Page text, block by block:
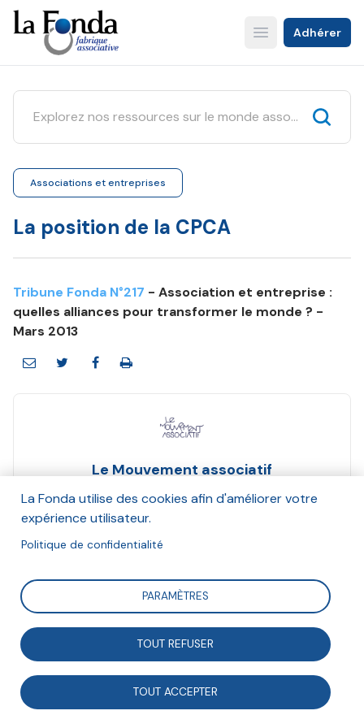
Aller
au
contenu
principal
Open main menu
Adhérer
Associations et entreprises
La position de la CPCA
Tribune Fonda N°217 - Association et entreprise :
quelles alliances pour transformer le monde ? -
Mars 2013
Le Mouvement associatif
Mars 2013
Position de la CPCA sur la manière de développer et
d’organiser les partenariats associations-entreprises
en France, présentée en 2009.
La Fonda utilise des cookies afin d'améliorer votre
expérience utilisateur.
Politique de confidentialité
PARAMÈTRES
TOUT REFUSER
TOUT ACCEPTER